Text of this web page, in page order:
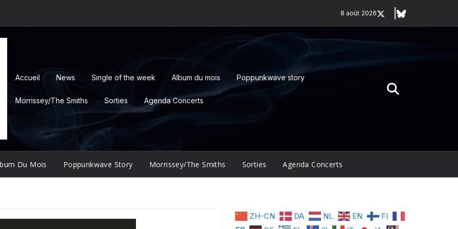
8 août 2026
Accueil News Single of the week Album du mois Poppunkwave story
Morrissey/The Smiths Sorties Agenda Concerts
Du Mois Poppunkwave Story Morrissey/The Smiths Sorties Agenda Concerts
ZH-CN DA NL EN
FI